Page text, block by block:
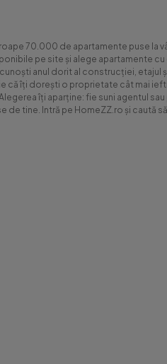
70.000 de apartamente puse la
pe site și alege apartamente cu
anul dorit al construcției, etajul
că îți dorești o proprietate cât mai
îți aparține: fie suni agentul
de tine. Intră pe HomeZZ.ro și caută